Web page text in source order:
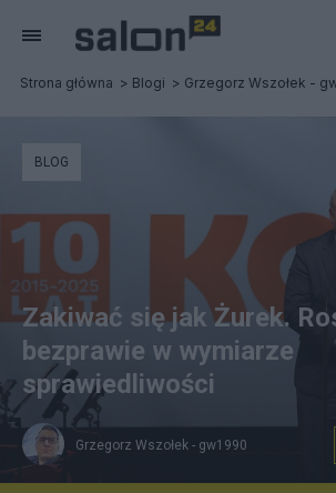
Strona główna Blogi Grzegorz Wszołek -
BLOG
Zakiwać się jak Żurek.
bezprawie w wymiarze
sprawiedliwości
Grzegorz Wszołek - gw1990